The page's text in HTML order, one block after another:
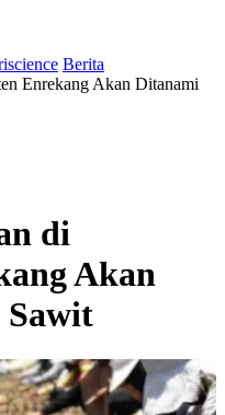
Berita
Enrekang Akan Ditanami
di
Akan